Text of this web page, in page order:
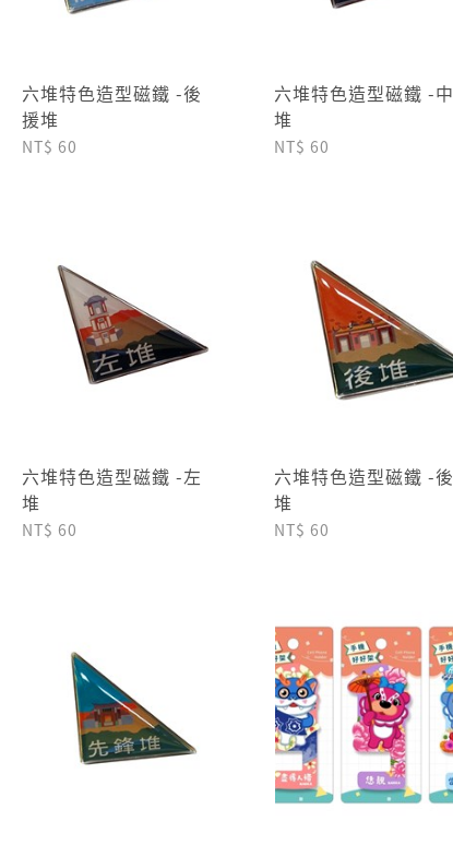
六堆特色造型磁鐵 -後
援堆
NT$ 60
六堆特色造型磁鐵 -中
堆
NT$ 60
六堆特色造型磁鐵 -左
堆
NT$ 60
六堆特色造型磁鐵 -後
堆
NT$ 60